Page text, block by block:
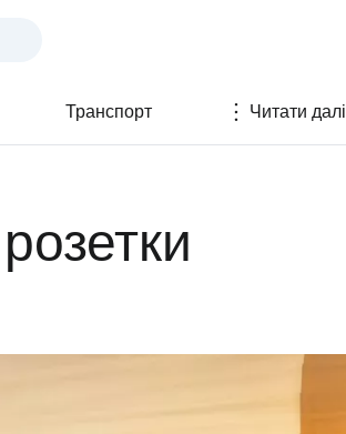
Транспорт Читати далі